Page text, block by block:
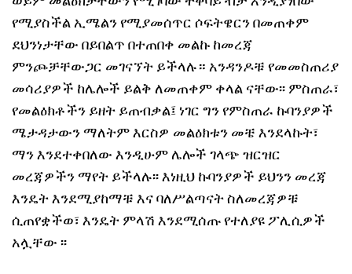
የሚያስችል ኢሜልን የሚያመሰጥር ሶፍትዌርን በመጠቀም
ደህንነታቸው በይበልጥ በተጠበቀ መልኩ ከመረጃ
ምንጮቻቸውጋር መገናኘት ይችላሉ። አንዳንዶቹ የመመስጠሪያ
መሳሪያዎች ከሌሎች ይልቅ ለመጠቀም ቀላል ናቸው፡፡ ምስጠራ፣
የመልዕክቶችን ይዘት ይጠብቃል፤ ነገር ግን የምስጠራ ኩባንያዎች
ሜታዳታውን ማለትም እርስዎ መልዕክቱን መቼ እንደላኩት፣
ማን እንደተቀበለው እንዲሁም ሌሎች ገላጭ ዝርዝር
መረጃዎችን ማየት ይችላሉ፡፡ እነዚህ ኩባንያዎች ይህንን መረጃ
እንዴት እንደሚያከማቹ እና ባለሥልጣናት ስለመረጃዎቹ
ሲጠየቋችወ፣ እንዴት ምላሽ እንደሚሰጡ የተለያዩ ፖሊሲዎች
አሏቸው ፡፡